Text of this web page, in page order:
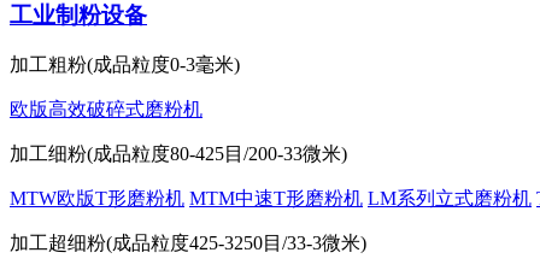
工业制粉设备
加工粗粉(成品粒度0-3毫米)
欧版高效破碎式磨粉机
加工细粉(成品粒度80-425目/200-33微米)
MTW欧版T形磨粉机 MTM中速T形磨粉机 LM系列立式磨粉机
加工超细粉(成品粒度425-3250目/33-3微米)